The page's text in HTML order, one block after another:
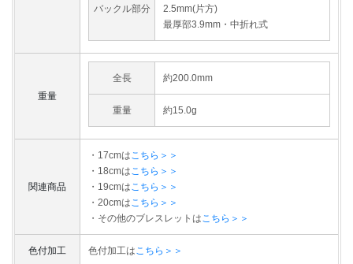
バックル部分
2.5mm(片方)
最厚部3.9mm・中折れ式
重量
全長 約200.0mm
重量 約15.0g
関連商品
・17cmはこちら＞＞
・18cmはこちら＞＞
・19cmはこちら＞＞
・20cmはこちら＞＞
・その他のブレスレットはこちら＞＞
色付加工 色付加工はこちら＞＞